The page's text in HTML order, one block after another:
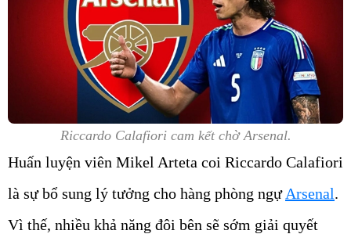
Riccardo Calafiori cam kết chờ Arsenal.
Huấn luyện viên Mikel Arteta coi Riccardo Calafiori
là sự bổ sung lý tưởng cho hàng phòng ngự Arsenal.
Vì thế, nhiều khả năng đôi bên sẽ sớm giải quyết